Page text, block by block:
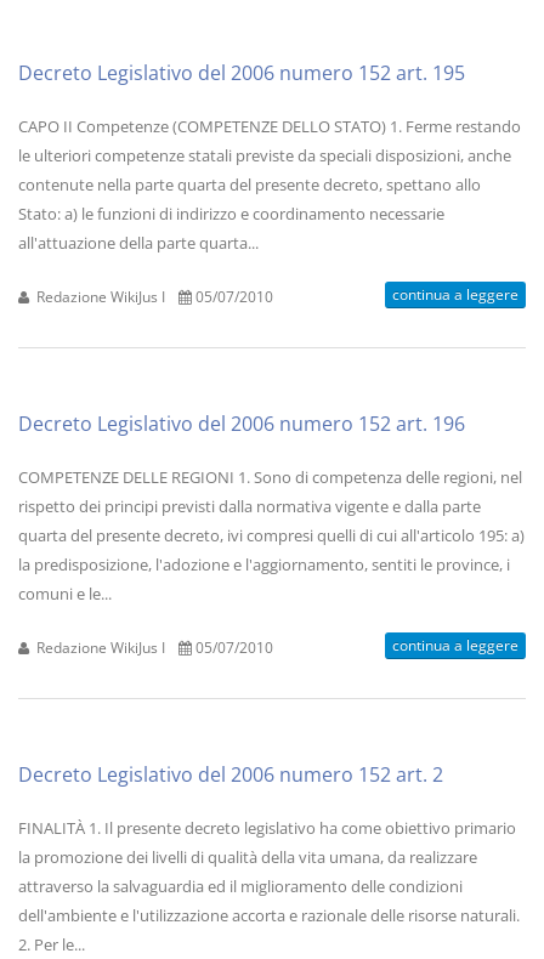
Decreto Legislativo del 2006 numero 152 art. 195
CAPO II Competenze (COMPETENZE DELLO STATO) 1. Ferme restando
le ulteriori competenze statali previste da speciali disposizioni, anche
contenute nella parte quarta del presente decreto, spettano allo
Stato: a) le funzioni di indirizzo e coordinamento necessarie
all'attuazione della parte quarta...
Redazione WikiJus I 05/07/2010 continua a leggere
Decreto Legislativo del 2006 numero 152 art. 196
COMPETENZE DELLE REGIONI 1. Sono di competenza delle regioni, nel
rispetto dei principi previsti dalla normativa vigente e dalla parte
quarta del presente decreto, ivi compresi quelli di cui all'articolo 195: a)
la predisposizione, l'adozione e l'aggiornamento, sentiti le province, i
comuni e le...
Redazione WikiJus I 05/07/2010 continua a leggere
Decreto Legislativo del 2006 numero 152 art. 2
FINALITÀ 1. Il presente decreto legislativo ha come obiettivo primario
la promozione dei livelli di qualità della vita umana, da realizzare
attraverso la salvaguardia ed il miglioramento delle condizioni
dell'ambiente e l'utilizzazione accorta e razionale delle risorse naturali.
2. Per le...